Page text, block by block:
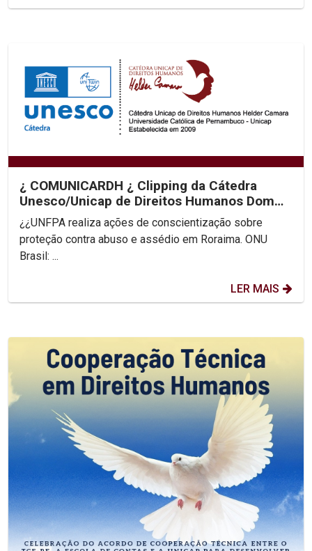
¿ COMUNICARDH ¿ Clipping da Cátedra
Unesco/Unicap de Direitos Humanos Dom
Helder Camara
¿¿UNFPA realiza ações de conscientização sobre
proteção contra abuso e assédio em Roraima. ONU
Brasil: ...
LER MAIS